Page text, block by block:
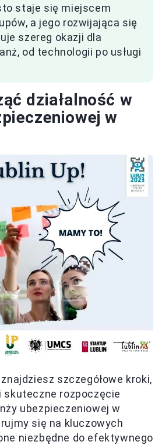
staje się miejscem
a jego rozwijająca się
szereg okazji dla
od technologii po usługi
działalność w
w
szczegółowe kroki,
skuteczne rozpoczęcie
ubezpieczeniowej w
się na kluczowych
niezbędne do efektywnego